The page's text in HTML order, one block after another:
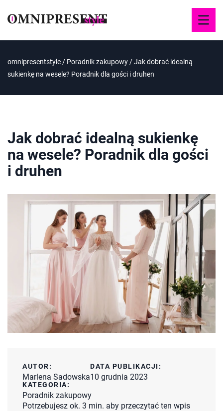
omnipresentstyle / Poradnik zakupowy /Jak dobrać idealną
sukienkę na wesele? Poradnik dla gości i druhen
Jak dobrać idealną sukienkę
na wesele? Poradnik dla gości
i druhen
AUTOR:
Marlena Sadowska
DATA PUBLIKACJI:
10 grudnia 2023
KATEGORIA:
Poradnik zakupowy
Potrzebujesz ok. 3 min. aby przeczytać ten wpis